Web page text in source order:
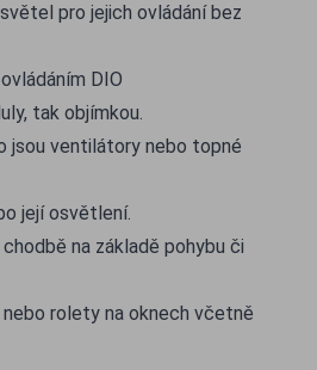
pro jejich ovládání bez
DIO
tak objímkou.
jsou ventilátory nebo topné
její osvětlení.
na základě pohybu či
nebo rolety na oknech včetně